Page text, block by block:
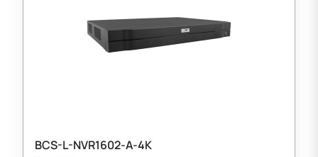
BCS-L-NVR1602-A-4K